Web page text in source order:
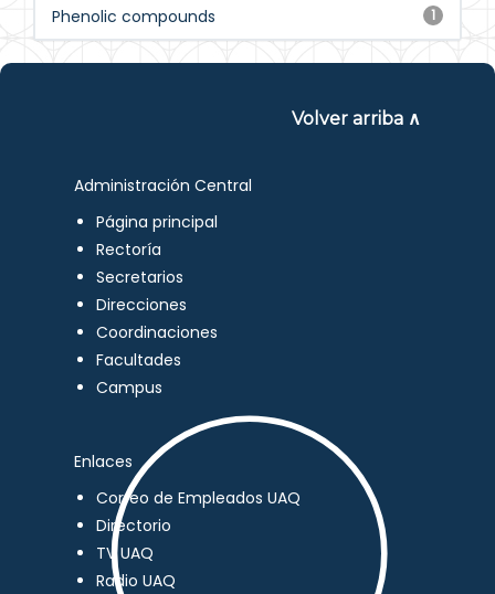
1
Phenolic compounds
Volver arriba ∧
Administración Central
Página principal
Rectoría
Secretarios
Direcciones
Coordinaciones
Facultades
Campus
Enlaces
Correo de Empleados UAQ
Directorio
TV UAQ
Radio UAQ